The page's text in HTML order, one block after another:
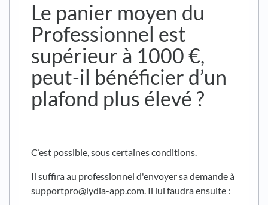
Le panier moyen du
Professionnel est
supérieur à 1000 €,
peut-il bénéficier d’un
plafond plus élevé ?
C’est possible, sous certaines conditions.
Il suffira au professionnel d'envoyer sa demande à
supportpro@lydia-app.com. Il lui faudra ensuite :